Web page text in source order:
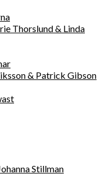
Thorslund & Linda
& Patrick Gibson
Stillman